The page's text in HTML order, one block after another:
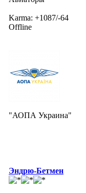
Karma: +1087/-64
Offline
"АОПА Украина"
Эндрю-Бетмен